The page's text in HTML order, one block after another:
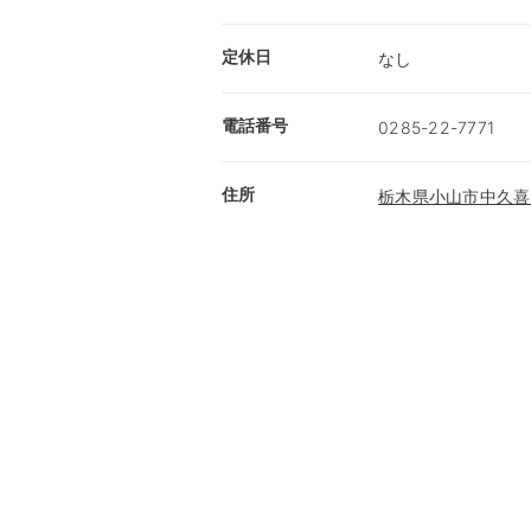
定休日 なし
電話番号 0285-22-7771
住所 栃木県小山市中久